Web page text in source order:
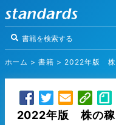
ホーム >書籍 > 2022年版 株
2022年版 株の